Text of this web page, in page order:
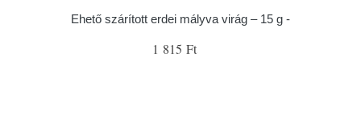
Ehető szárított erdei mályva virág – 15 g -
1 815 Ft